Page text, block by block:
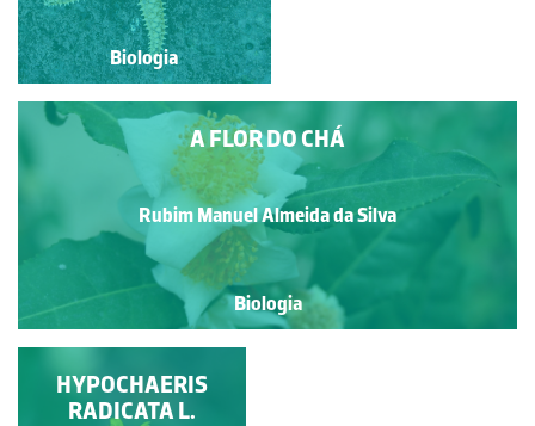
Biologia
A FLOR DO CHÁ
Rubim Manuel Almeida da Silva
Biologia
Biologia
HYPOCHAERIS
RADICATA L.